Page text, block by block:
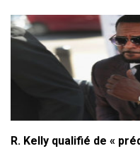
R. Kelly qualifié de «